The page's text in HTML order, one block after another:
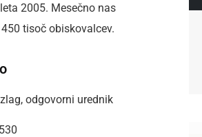
2005. Mesečno nas
tisoč obiskovalcev.
odgovorni urednik